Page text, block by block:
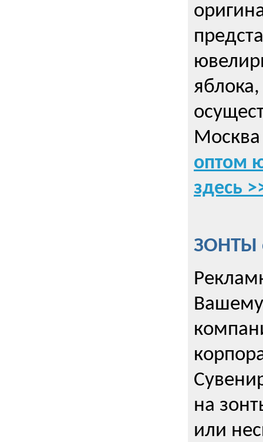
Москва
оптом
здесь
ЗОНТЫ
на
или